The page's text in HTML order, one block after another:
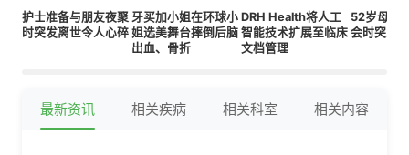
护士准备与朋友夜聚
时突发离世令人心碎
牙买加小姐在环球小
姐选美舞台摔倒后脑
出血、骨折
DRH Health将人工
智能技术扩展至临床
文档管理
52岁母亲
会时突发
最新资讯 相关疾病 相关科室 相关内容